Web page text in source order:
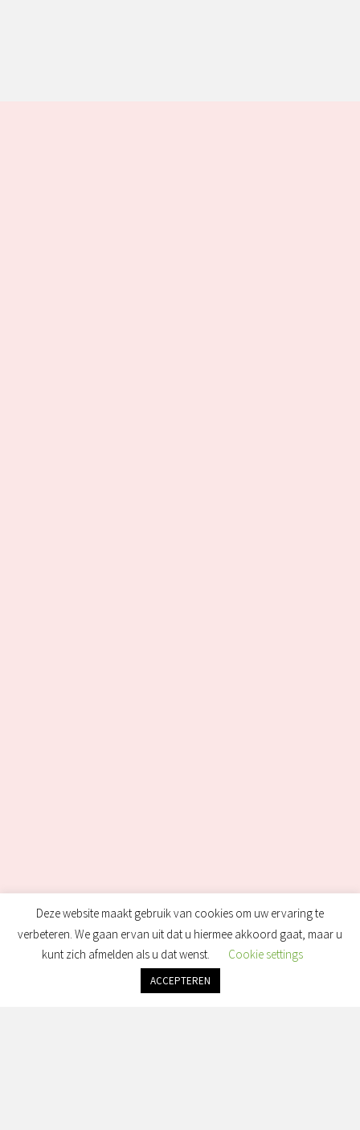
Deze website maakt gebruik van cookies om uw ervaring te
verbeteren. We gaan ervan uit dat u hiermee akkoord gaat, maar u
kunt zich afmelden als u dat wenst.
Cookie settings
ACCEPTEREN